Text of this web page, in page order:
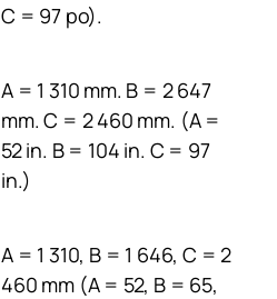
C = 97 po).
A = 1 310 mm. B = 2 647
mm. C = 2 460 mm. (A =
52 in. B = 104 in. C = 97
in.)
A = 1 310, B = 1 646, C = 2
460 mm (A = 52, B = 65,